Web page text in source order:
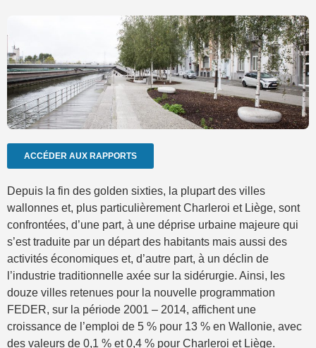
ACCÉDER AUX RAPPORTS
Depuis la fin des golden sixties, la plupart des villes
wallonnes et, plus particulièrement Charleroi et Liège, sont
confrontées, d’une part, à une déprise urbaine majeure qui
s’est traduite par un départ des habitants mais aussi des
activités économiques et, d’autre part, à un déclin de
l’industrie traditionnelle axée sur la sidérurgie. Ainsi, les
douze villes retenues pour la nouvelle programmation
FEDER, sur la période 2001 – 2014, affichent une
croissance de l’emploi de 5 % pour 13 % en Wallonie, avec
des valeurs de 0,1 % et 0,4 % pour Charleroi et Liège.